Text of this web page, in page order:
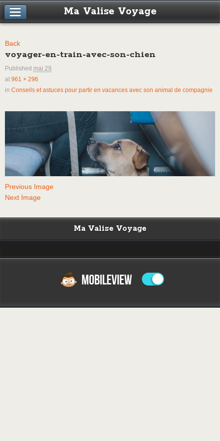
Ma Valise Voyage
Back
voyager-en-train-avec-son-chien
Published mai 29
at 961 × 296
in Conseils et astuces pour partir en vacances avec son animal de compagnie
Previous Image
Next Image
Ma Valise Voyage
MOBILEVIEW